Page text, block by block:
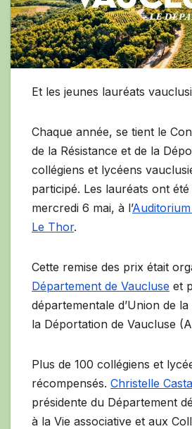
Et les jeunes lauréats
Chaque année, se tient le
de la Résistance et de la
collégiens et lycéens
participé. Les lauréats ont
mercredi 6 mai, à l’
Le Thor.
Cette remise des prix était
Département de Vaucluse et
départementale d’Union de
la Déportation de Vaucluse
Plus de 100 collégiens et
récompensés. Christelle
présidente du Département
à la Vie associative et aux